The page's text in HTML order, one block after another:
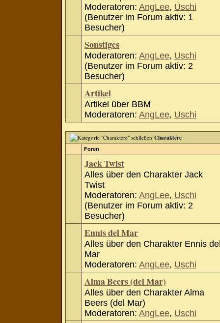
Moderatoren: AngLee, Uschi
(Benutzer im Forum aktiv: 1
Besucher)
Sonstiges
Moderatoren: AngLee, Uschi
(Benutzer im Forum aktiv: 2
Besucher)
Artikel
Artikel über BBM
Moderatoren: AngLee, Uschi
Charaktere
Foren
Jack Twist
Alles über den Charakter Jack
Twist
Moderatoren: AngLee, Uschi
(Benutzer im Forum aktiv: 2
Besucher)
Ennis del Mar
Alles über den Charakter Ennis
Mar
Moderatoren: AngLee, Uschi
Alma Beers (del Mar)
Alles über den Charakter Alma
Beers (del Mar)
Moderatoren: AngLee, Uschi